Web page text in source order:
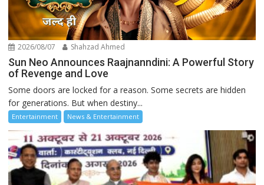
2026/08/07 Shahzad Ahmed
Sun Neo Announces Raajnanndini: A Powerful Story
of Revenge and Love
Some doors are locked for a reason. Some secrets are hidden
for generations. But when destiny...
Entertainment News & Entertainment